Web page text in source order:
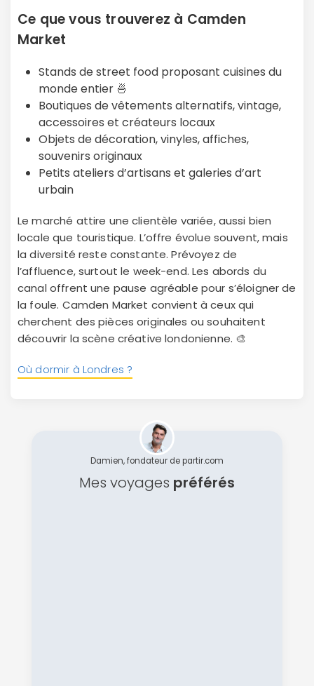
Ce que vous trouverez à Camden
Market
Stands de street food proposant cuisines du
monde entier 🍜
Boutiques de vêtements alternatifs, vintage,
accessoires et créateurs locaux
Objets de décoration, vinyles, affiches,
souvenirs originaux
Petits ateliers d’artisans et galeries d’art
urbain
Le marché attire une clientèle variée, aussi bien
locale que touristique. L’offre évolue souvent, mais
la diversité reste constante. Prévoyez de
l’affluence, surtout le week-end. Les abords du
canal offrent une pause agréable pour s’éloigner de
la foule. Camden Market convient à ceux qui
cherchent des pièces originales ou souhaitent
découvrir la scène créative londonienne. 🎨
Où dormir à Londres ?
Damien, fondateur de partir.com
Mes voyages préférés